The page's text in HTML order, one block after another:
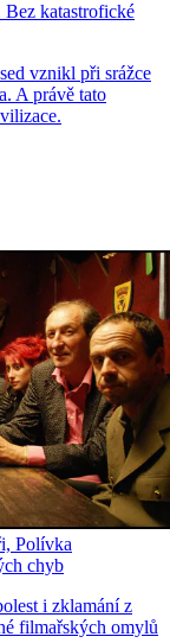
Bez katastrofické
vznikl při srážce
A právě tato
Polívka
chyb
i zklamání z
filmařských omylů